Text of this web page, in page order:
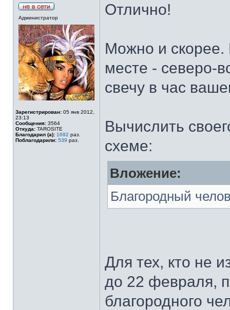
Администратор
Зарегистрирован: 05 янв 2012,
23:13
Сообщения: 3564
Откуда: TAROSITE
Благодарил (а): 1692 раз.
Поблагодарили: 539 раз.
Отлично!
Можно и
месте - северо-
свечу в час
Вычислить
схеме:
Вложение:
Благородный
Для тех, кто не
до 22 февраля,
благородного